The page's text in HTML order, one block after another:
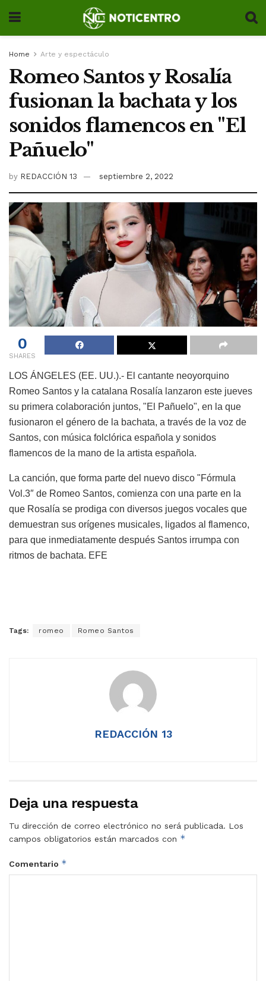
Home Arte y espectáculo
Romeo Santos y Rosalía
fusionan la bachata y los
sonidos flamencos en "El
Pañuelo"
by REDACCIÓN 13 septiembre 2, 2022
0
SHARES
LOS ÁNGELES (EE. UU.).- El cantante neoyorquino
Romeo Santos y la catalana Rosalía lanzaron este jueves
su primera colaboración juntos, "El Pañuelo", en la que
fusionaron el género de la bachata, a través de la voz de
Santos, con música folclórica española y sonidos
flamencos de la mano de la artista española.
La canción, que forma parte del nuevo disco "Fórmula
Vol.3″ de Romeo Santos, comienza con una parte en la
que Rosalía se prodiga con diversos juegos vocales que
demuestran sus orígenes musicales, ligados al flamenco,
para que inmediatamente después Santos irrumpa con
ritmos de bachata. EFE
Tags: romeo Romeo Santos
REDACCIÓN 13
Deja una respuesta
Tu dirección de correo electrónico no será publicada. Los
campos obligatorios están marcados con *
Comentario *